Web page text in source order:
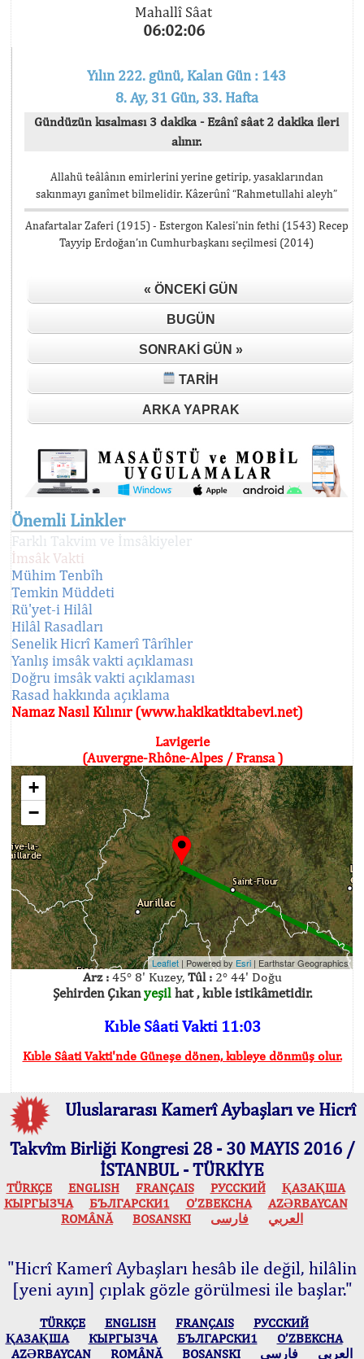
Mahallî Sâat
06:02:06
Yılın 222. günü, Kalan Gün : 143
8. Ay, 31 Gün, 33. Hafta
Gündüzün kısalması 3 dakika - Ezânî sâat 2 dakika ileri
alınır.
Allahü teâlânın emirlerini yerine getirip, yasaklarından
sakınmayı ganîmet bilmelidir. Kâzerûnî “Rahmetullahi aleyh”
Anafartalar Zaferi (1915) - Estergon Kalesi’nin fethi (1543) Recep
Tayyip Erdoğan’ın Cumhurbaşkanı seçilmesi (2014)
« ÖNCEKI GÜN
BUGÜN
SONRAKI GÜN »
TARIH
ARKA YAPRAK
Önemli Linkler
Farklı Takvim ve İmsâkiyeler
İmsâk Vakti
Mühim Tenbîh
Temkin Müddeti
Rü'yet-i Hilâl
Hilâl Rasadları
Senelik Hicrî Kamerî Târîhler
Yanlış imsâk vakti açıklaması
Doğru imsâk vakti açıklaması
Rasad hakkında açıklama
Namaz Nasıl Kılınır (www.hakikatkitabevi.net)
Lavigerie
(Auvergne-Rhône-Alpes / Fransa )
+
−
Leaflet | Powered by Esri | Earthstar Geographics
Arz :45° 8' Kuzey, Tûl :2° 44' Doğu
Şehirden Çıkanyeşilhat , kıble istikâmetidir.
Kıble Sâati Vakti 11:03
Kıble Sâati Vakti'nde Güneşe dönen, kıbleye dönmüş olur.
Uluslararası Kamerî Aybaşları ve Hicrî
Takvîm Birliği Kongresi 28 - 30 MAYIS 2016 /
İSTANBUL - TÜRKİYE
TÜRKÇE ENGLISH FRANÇAIS РУССКИЙ
ҚАЗАҚША
КЫPГЫЗЧA
БЪЛГАРСКИ1 O’ZBEKCHA
AZӘRBAYCAN
ROMÂNĂ
BOSANSKI العربي فارسی
"Hicrî Kamerî Aybaşları hesâb ile değil, hilâlin
[yeni ayın] çıplak gözle görülmesi ile başlar."
TÜRKÇE ENGLISH FRANÇAIS
РУССКИЙ
ҚАЗАҚША
КЫPГЫЗЧA БЪЛГАРСКИ1
O’ZBEKCHA
AZӘRBAYCAN
ROMÂNĂ BOSANSKI العربي فارسی